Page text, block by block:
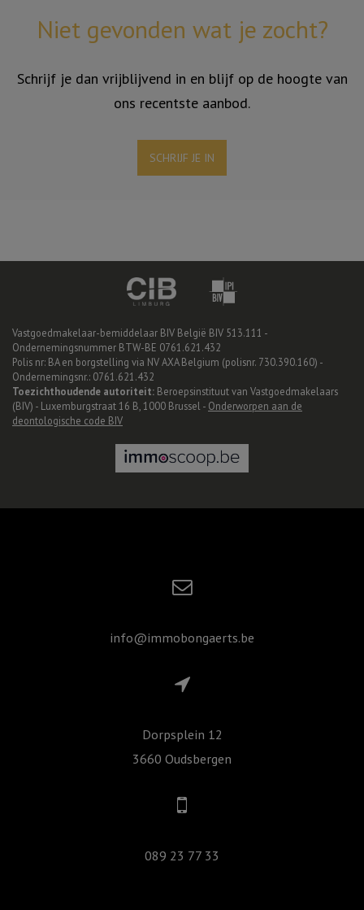
Niet gevonden wat je zocht?
Schrijf je dan vrijblijvend in en blijf op de hoogte van
ons recentste aanbod.
SCHRIJF JE IN
Vastgoedmakelaar-bemiddelaar BIV België BIV 513.111 -
Ondernemingsnummer BTW-BE 0761.621.432
Polis nr: BA en borgstelling via NV AXA Belgium (polisnr. 730.390.160) -
Ondernemingsnr.: 0761.621.432
Toezichthoudende autoriteit: Beroepsinstituut van Vastgoedmakelaars
(BIV) - Luxemburgstraat 16 B, 1000 Brussel - Onderworpen aan de
deontologische code BIV
info@immobongaerts.be
Dorpsplein 12
3660 Oudsbergen
089 23 77 33